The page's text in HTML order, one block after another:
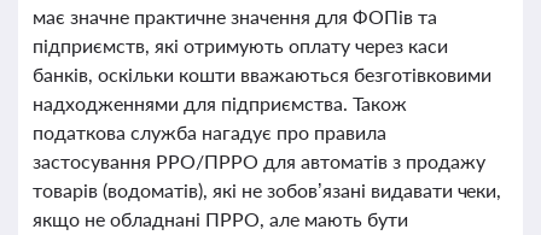
має значне практичне значення для ФОПів та
підприємств, які отримують оплату через каси
банків, оскільки кошти вважаються безготівковими
надходженнями для підприємства. Також
податкова служба нагадує про правила
застосування РРО/ПРРО для автоматів з продажу
товарів (водоматів), які не зобов’язані видавати чеки,
якщо не обладнані ПРРО, але мають бути